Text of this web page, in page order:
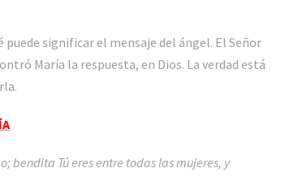
significar el mensaje del ángel. El Señor
María la respuesta, en Dios. La verdad está
bendita Tú eres entre todas las mujeres, y